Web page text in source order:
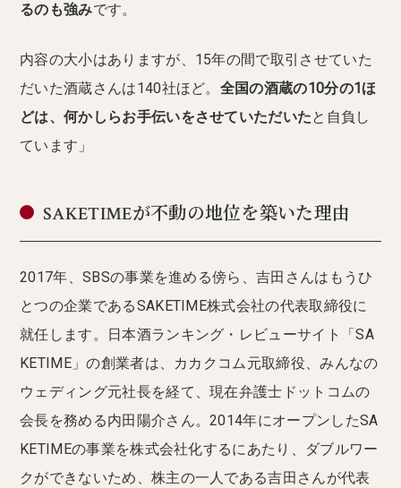
るのも強みです。
内容の大小はありますが、15年の間で取引させていた
だいた酒蔵さんは140社ほど。 全国の酒蔵の10分の1ほ
どは、何かしらお手伝いをさせていただいたと自負し
ています」
SAKETIMEが不動の地位を築いた理由
2017年、SBSの事業を進める傍ら、吉田さんはもうひ
とつの企業であるSAKETIME株式会社の代表取締役に
就任します。日本酒ランキング・レビューサイト「SA
KETIME」の創業者は、カカクコム元取締役、みんなの
ウェディング元社長を経て、現在弁護士ドットコムの
会長を務める内田陽介さん。2014年にオープンしたSA
KETIMEの事業を株式会社化するにあたり、ダブルワー
クができないため、株主の一人である吉田さんが代表